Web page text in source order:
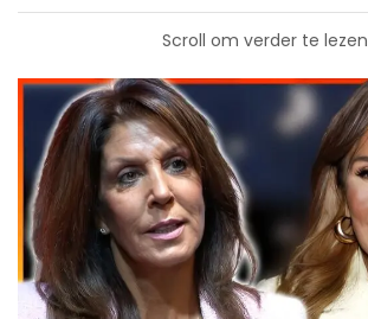
Scroll om verder te lezen